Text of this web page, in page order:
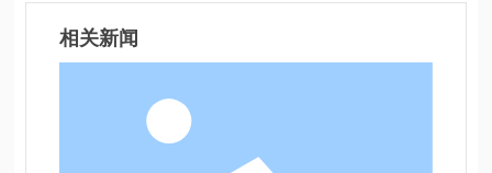
相关新闻